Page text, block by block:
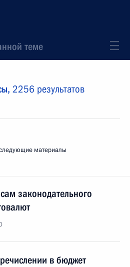
теме
2256 результатов
материалы
законодательного
в бюджет